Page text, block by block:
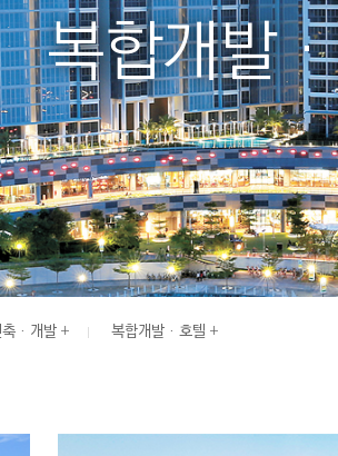
복합개발
· 개발 복합개발 · 호텔